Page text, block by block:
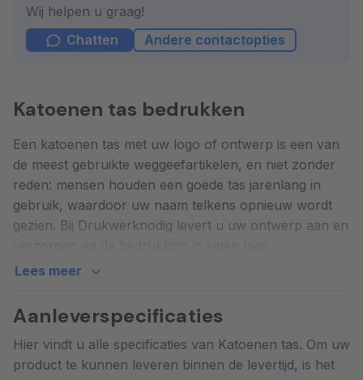
Wij helpen u graag!
Chatten
Andere contactopties
Lees meer
Katoenen tas bedrukken
Een katoenen tas met uw logo of ontwerp is een van
de meest gebruikte weggeefartikelen, en niet zonder
reden: mensen houden een goede tas jarenlang in
gebruik, waardoor uw naam telkens opnieuw wordt
gezien. Bij Drukwerknodig levert u uw ontwerp aan en
overbodig maakt
Steeds meer organisaties kiezen bewust voor een
katoenen tas in plaats van een plastic exemplaar bij de
Aanleverspecificaties
Hier vindt u alle specificaties van Katoenen tas. Om uw
product te kunnen leveren binnen de levertijd, is het